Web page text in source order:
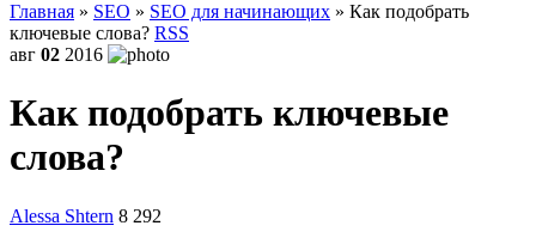
Главная » SEO » SEO для начинающих » Как подобрать
ключевые слова? RSS
авг 02 2016
Как подобрать ключевые
слова?
Alessa Shtern 8 292